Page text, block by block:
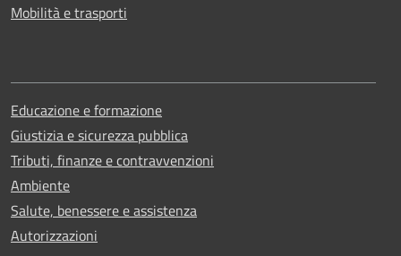
Mobilità e trasporti
Educazione e formazione
Giustizia e sicurezza pubblica
Tributi, finanze e contravvenzioni
Ambiente
Salute, benessere e assistenza
Autorizzazioni